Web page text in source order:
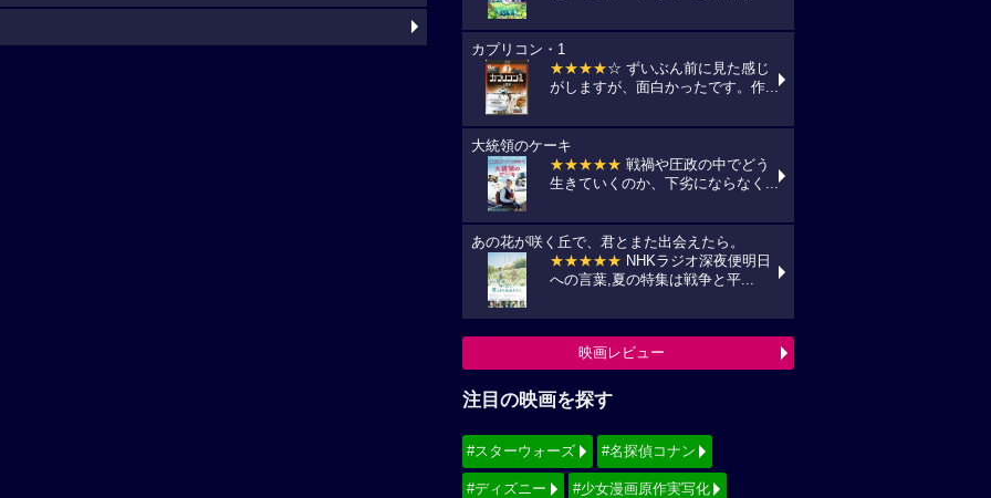
カプリコン・1
★★★★☆ ずいぶん前に見た感じ
がしますが、面白かったです。作...
大統領のケーキ
★★★★★ 戦禍や圧政の中でどう
生きていくのか、下劣にならなく...
あの花が咲く丘で、君とまた出会えたら。
★★★★★ NHKラジオ深夜便明日
への言葉,夏の特集は戦争と平...
映画レビュー
注目の映画を探す
#スターウォーズ #名探偵コナン
#ディズニー #少女漫画原作実写化